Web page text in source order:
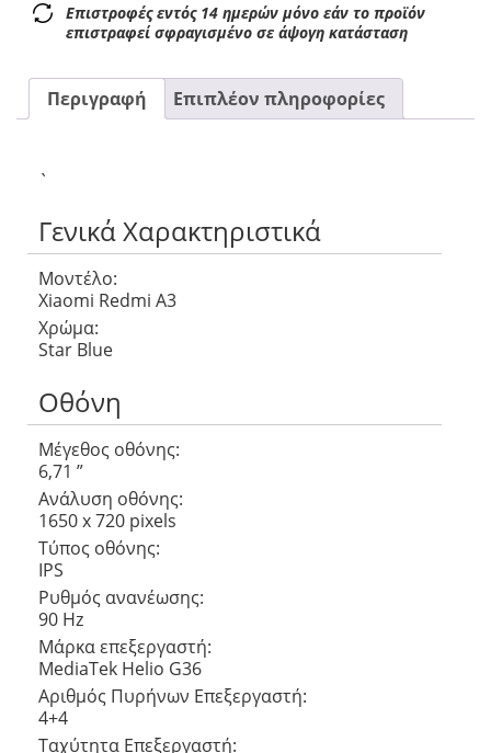
Επιστροφές εντός 14 ημερών μόνο εάν το προϊόν
επιστραφεί σφραγισμένο σε άψογη κατάσταση
Περιγραφή Επιπλέον πληροφορίες
`
Γενικά Χαρακτηριστικά
Μοντέλο:
Xiaomi Redmi A3
Χρώμα:
Star Blue
Οθόνη
Μέγεθος οθόνης:
6,71 ”
Ανάλυση οθόνης:
1650 x 720 pixels
Τύπος οθόνης:
IPS
Ρυθμός ανανέωσης:
90 Hz
Μάρκα επεξεργαστή:
MediaTek Helio G36
Αριθμός Πυρήνων Eπεξεργαστή:
4+4
Ταχύτητα Επεξεργαστή: